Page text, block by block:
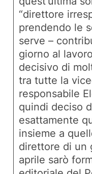
“direttore
prendendo le
serve –
giorno al
decisivo di
tra tutte la
responsabile
quindi deciso
esattamente
insieme a
direttore di un
aprile sarò